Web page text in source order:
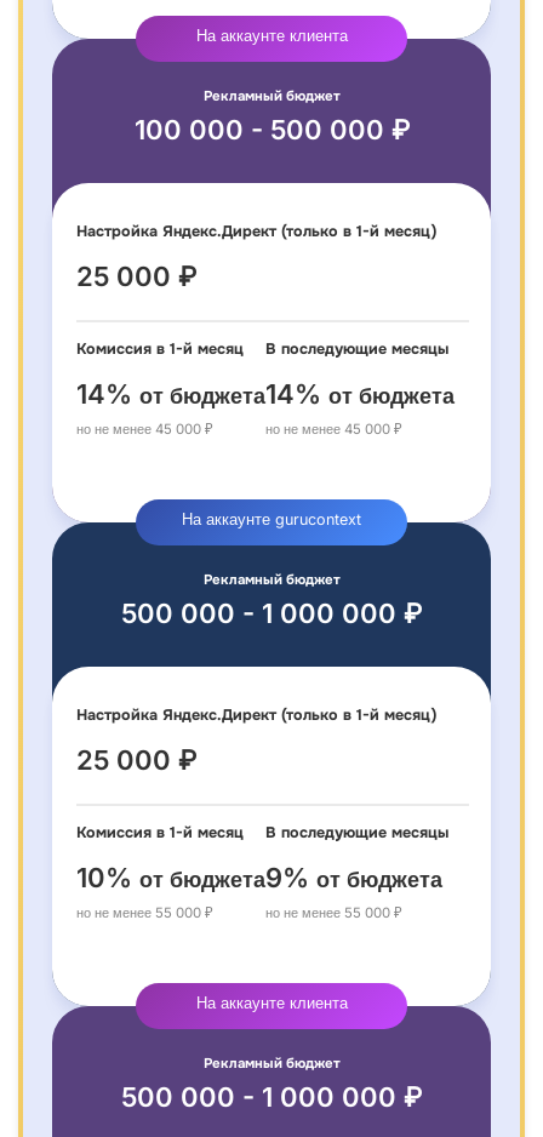
На аккаунте клиента
Рекламный бюджет
100 000 - 500 000 ₽
Настройка Яндекс.Директ (только в 1-й месяц)
25 000 ₽
Комиссия в 1-й месяц
14% от бюджета
но не менее 45 000 ₽
В последующие месяцы
14% от бюджета
но не менее 45 000 ₽
На аккаунте gurucontext
Рекламный бюджет
500 000 - 1 000 000 ₽
Настройка Яндекс.Директ (только в 1-й месяц)
25 000 ₽
Комиссия в 1-й месяц
10% от бюджета
но не менее 55 000 ₽
В последующие месяцы
9% от бюджета
но не менее 55 000 ₽
На аккаунте клиента
Рекламный бюджет
500 000 - 1 000 000 ₽